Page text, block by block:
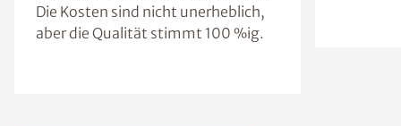
Die Kosten sind nicht unerheblich,
aber die Qualität stimmt 100 %ig.